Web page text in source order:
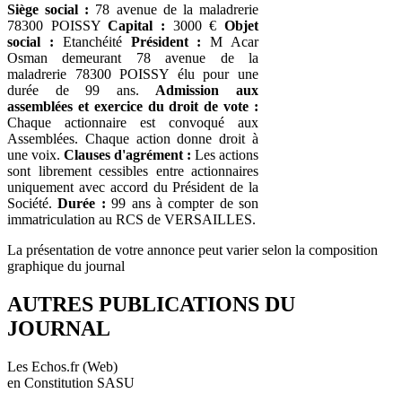
Siège social : 78 avenue de la maladrerie
78300 POISSYCapital : 3000 €Objet
social : Etanchéité Président : M Acar
Osman demeurant 78 avenue de la
maladrerie 78300 POISSY élu pour une
durée de 99 ans. Admission aux
assemblées et exercice du droit de vote :
Chaque actionnaire est convoqué aux
Assemblées. Chaque action donne droit à
une voix. Clauses d'agrément : Les actions
sont librement cessibles entre actionnaires
uniquement avec accord du Président de la
Société.Durée : 99 ans à compter de son
immatriculation au RCS de VERSAILLES.
La présentation de votre annonce peut varier selon la composition
graphique du journal
AUTRES PUBLICATIONS DU
JOURNAL
Les Echos.fr (Web)
en Constitution SASU